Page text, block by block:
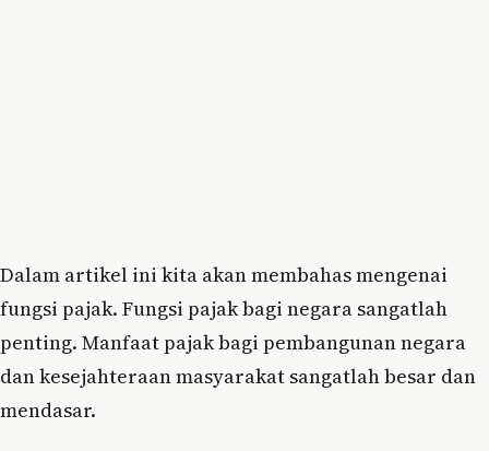
Dalam artikel ini kita akan membahas mengenai
fungsi pajak. Fungsi pajak bagi negara sangatlah
penting. Manfaat pajak bagi pembangunan negara
dan kesejahteraan masyarakat sangatlah besar dan
mendasar.